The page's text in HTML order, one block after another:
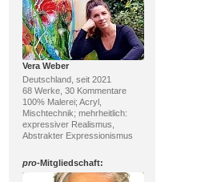
Vera Weber
Deutschland, seit 2021
68 Werke, 30 Kommentare
100% Malerei; Acryl,
Mischtechnik; mehrheitlich:
expressiver Realismus,
Abstrakter Expressionismus
pro-Mitgliedschaft: